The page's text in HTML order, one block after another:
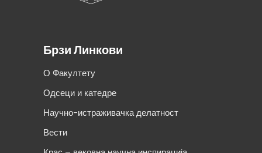
Брзи Линкови
О Факултету
Одсеци и катедре
Научно-истраживачка делатност
Вести